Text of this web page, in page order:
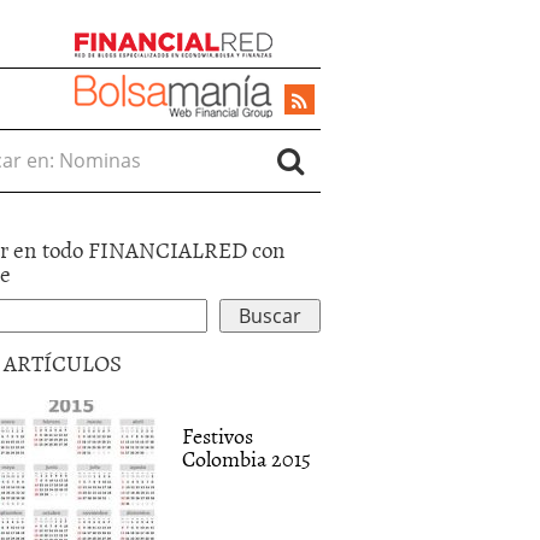
en:
en todo FINANCIALRED con
ARTÍCULOS
Festivos
Colombia 2015